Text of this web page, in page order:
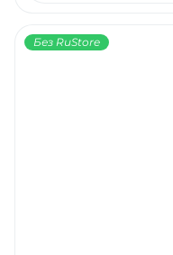
Без RuStore